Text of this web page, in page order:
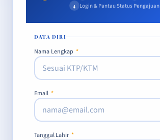
4 Login & Pantau Status Pengajuan
DATA DIRI
Nama Lengkap *
Email *
Tanggal Lahir *